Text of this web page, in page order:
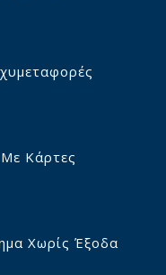
Κάρτες
Χωρίς Έξοδα